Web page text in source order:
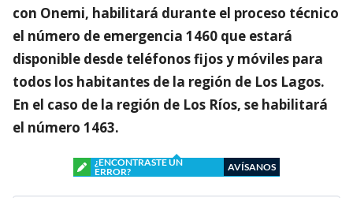
con Onemi, habilitará durante el proceso técnico
el número de emergencia 1460 que estará
disponible desde teléfonos fijos y móviles para
todos los habitantes de la región de Los Lagos.
En el caso de la región de Los Ríos, se habilitará
el número 1463.
¿ENCONTRASTE UN
ERROR?
AVÍSANOS